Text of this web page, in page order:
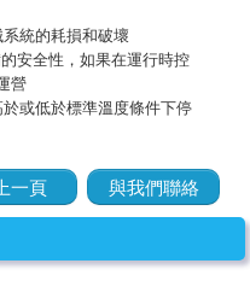
統的耗損和破壞
安全性，如果在運行時控
營
或低於標準溫度條件下停
一頁 與我們聯絡